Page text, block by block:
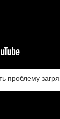
проблему